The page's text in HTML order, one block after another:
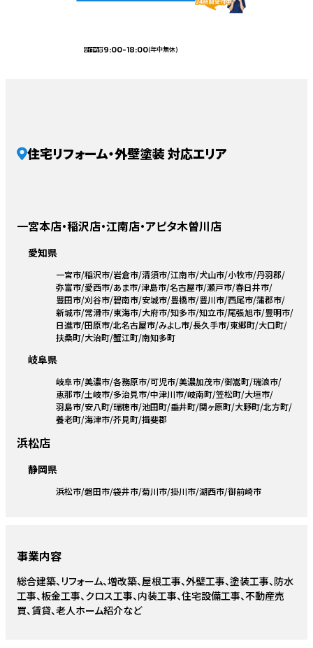
受付時間9:00-18:00(年中無休)
住宅リフォーム・外壁塗装 対応エリア
一宮本店・稲沢店・江南店・アピタ木曽川店
愛知県
一宮市 稲沢市 岩倉市 清須市 江南市 犬山市 小牧市 丹羽郡
弥富市 愛西市 あま市 津島市 名古屋市 瀬戸市 春日井市
豊田市 刈谷市 碧南市 安城市 豊橋市 豊川市 西尾市 蒲郡市
新城市 常滑市 東海市 大府市 知多市 知立市 尾張旭市 豊明市
日進市 田原市 北名古屋市 みよし市 長久手市 東郷町 大口町
扶桑町 大治町 蟹江町 南知多町
岐阜県
岐阜市 美濃市 各務原市 可児市 美濃加茂市 御嵩町 瑞浪市
恵那市 土岐市 多治見市 中津川市 岐南町 笠松町 大垣市
羽島市 安八町 瑞穂市 池田町 垂井町 関ヶ原町 大野町 北方町
養老町 海津市 芥見町 揖斐郡
浜松店
静岡県
浜松市 磐田市 袋井市 菊川市 掛川市 湖西市 御前崎市
事業内容
総合建築、リフォーム、増改築、屋根工事、外壁工事、塗装工事、防水
工事、板金工事、クロス工事、内装工事、住宅設備工事、不動産売
買、賃貸、老人ホーム紹介など